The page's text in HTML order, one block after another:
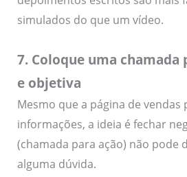
simulados do que um vídeo.
7. Coloque uma chamada
e objetiva
Mesmo que a página de vendas
informações, a ideia é fechar
(chamada para ação) não pode
alguma dúvida.